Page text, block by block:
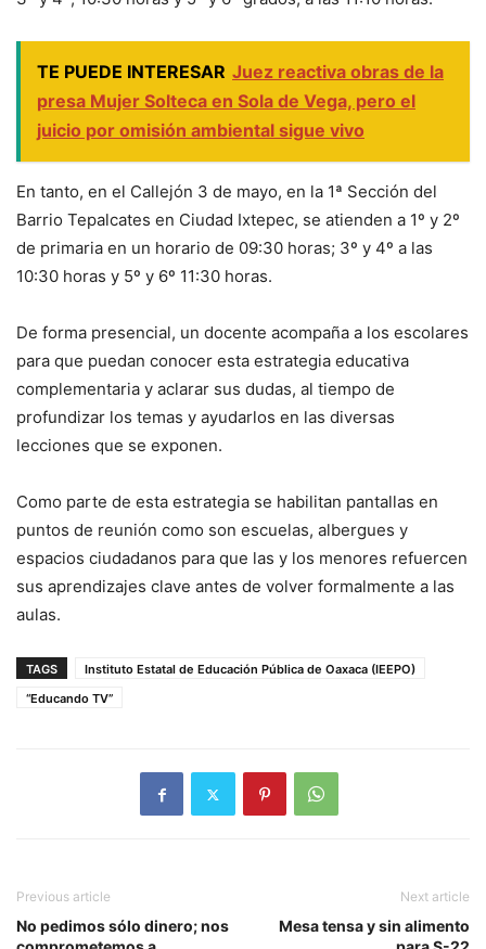
TE PUEDE INTERESAR Juez reactiva obras de la
presa Mujer Solteca en Sola de Vega, pero el
juicio por omisión ambiental sigue vivo
En tanto, en el Callejón 3 de mayo, en la 1ª Sección del
Barrio Tepalcates en Ciudad Ixtepec, se atienden a 1º y 2º
de primaria en un horario de 09:30 horas; 3º y 4º a las
10:30 horas y 5º y 6º 11:30 horas.
De forma presencial, un docente acompaña a los escolares
para que puedan conocer esta estrategia educativa
complementaria y aclarar sus dudas, al tiempo de
profundizar los temas y ayudarlos en las diversas
lecciones que se exponen.
Como parte de esta estrategia se habilitan pantallas en
puntos de reunión como son escuelas, albergues y
espacios ciudadanos para que las y los menores refuercen
sus aprendizajes clave antes de volver formalmente a las
aulas.
TAGS
Instituto Estatal de Educación Pública de Oaxaca (IEEPO)
“Educando TV”
Previous article
No pedimos sólo dinero; nos
Next article
Mesa tensa y sin alimento